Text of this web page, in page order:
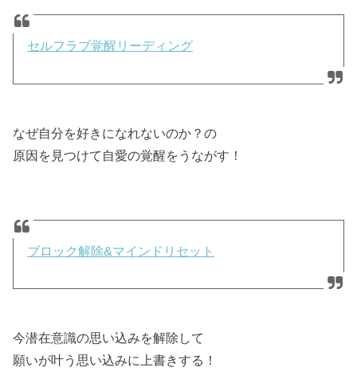
セルフラブ覚醒リーディング
なぜ自分を好きになれないのか？の
原因を見つけて自愛の覚醒をうながす！
ブロック解除&マインドリセット
今潜在意識の思い込みを解除して
願いが叶う思い込みに上書きする！